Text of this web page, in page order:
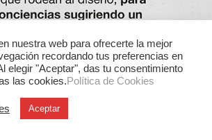
nuestra web para ofrecerte la mejor
recordando tus preferencias en
elegir "Aceptar", das tu consentimiento
las cookies.Política de Cookies
Aceptar